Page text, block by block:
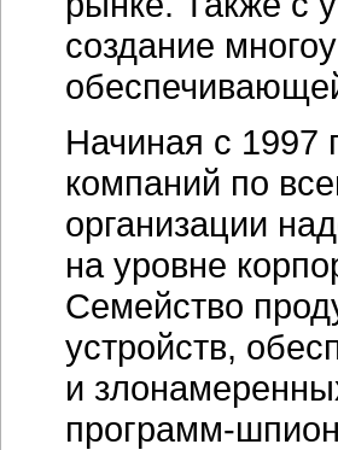
создание
Начиная с 1997
компаний по
организации
на уровне
Семейство
устройств,
и
программ-